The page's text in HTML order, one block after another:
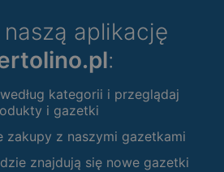
aplikację
:
kategorii i przeglądaj
i gazetki
zakupy z naszymi gazetkami
znajdują się nowe gazetki